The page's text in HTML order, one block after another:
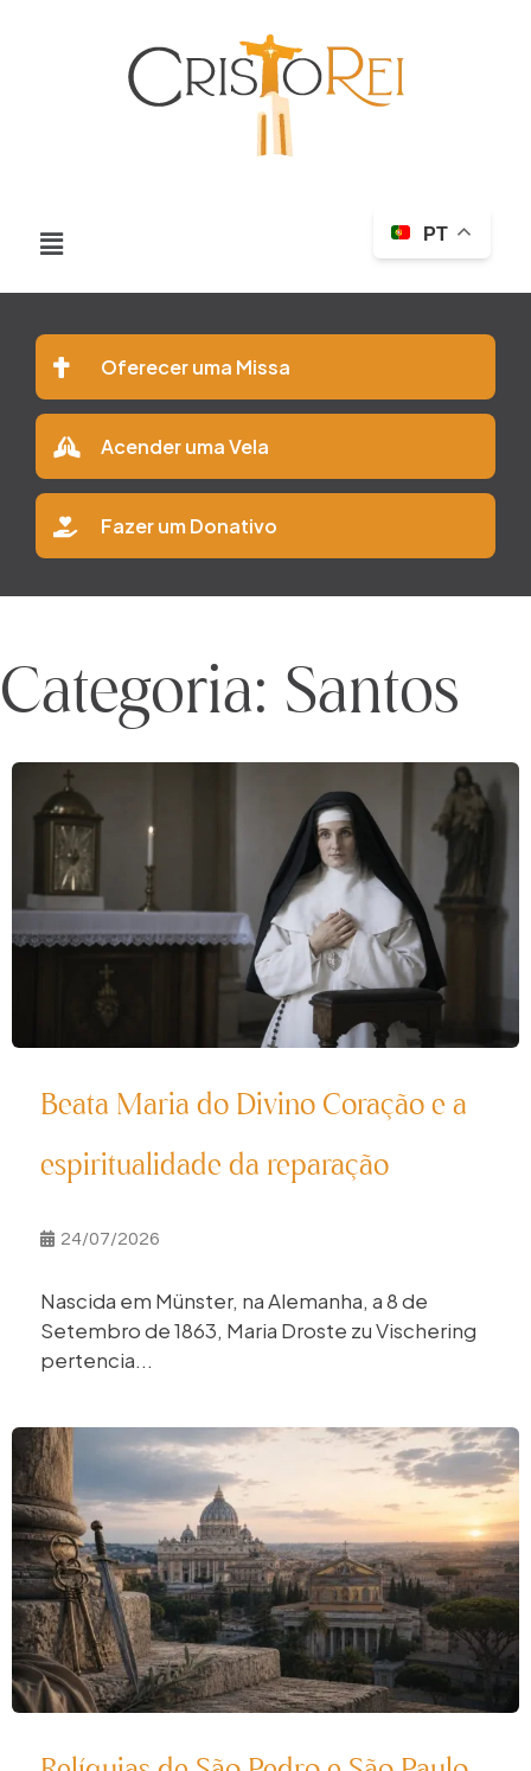
PT
Oferecer uma Missa
Acender uma Vela
Fazer um Donativo
Categoria: Santos
Beata Maria do Divino Coração e a
espiritualidade da reparação
24/07/2026
Nascida em Münster, na Alemanha, a 8 de
Setembro de 1863, Maria Droste zu Vischering
pertencia...